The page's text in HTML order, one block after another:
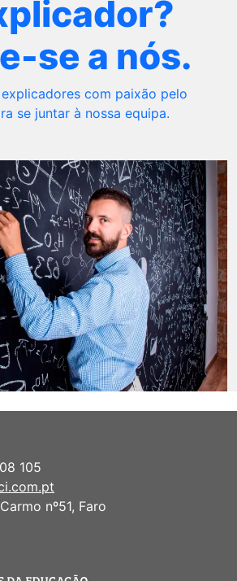
se a nós.
com paixão pelo
se juntar à nossa equipa.
105
nº51, Faro